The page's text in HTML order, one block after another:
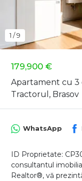
179,900 €
Apartament cu 3
Tractorul, Brasov
1 /9
WhatsApp
ID Proprietate:
consultantul
Realtor®, vă